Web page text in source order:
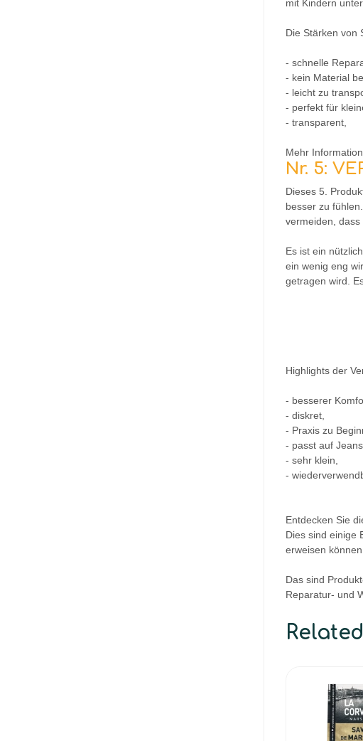
mit Kindern
Die Stärken von
- schnelle
- kein Material
- leicht zu
- perfekt für
- transparent,
Mehr
Nr. 5:
Dieses 5.
besser zu
vermeiden, dass
Es ist ein
ein wenig eng
getragen wird.
Highlights der
- besserer
- diskret,
- Praxis zu
- passt auf
- sehr klein,
-
Entdecken Sie
Dies sind einige
erweisen
Das sind
Reparatur- und